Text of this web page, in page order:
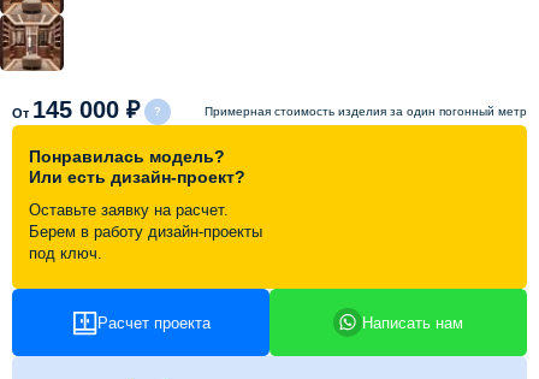
Видеоотзывы
Контакты
От 145 000 ₽ Примерная стоимость изделия за один погонный метр
Понравилась модель?
Или есть дизайн-проект?
Оставьте заявку на расчет.
Берем в работу дизайн-проекты
под ключ.
Расчет проекта Написать нам